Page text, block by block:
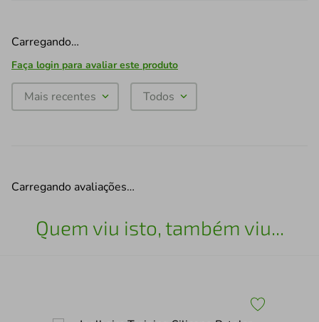
Carregando…
Faça login para avaliar este produto
Mais recentes Todos
Carregando avaliações…
Quem viu isto, também viu...